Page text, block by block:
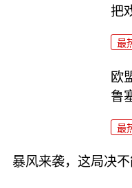
把
最
欧
鲁
最
暴风来袭，这局决